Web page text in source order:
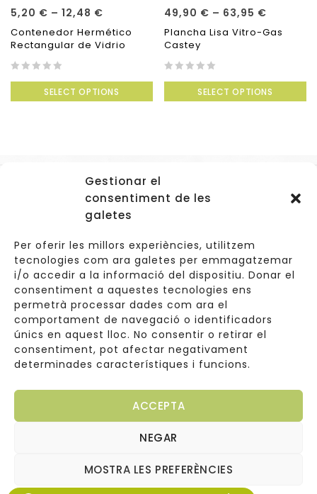
Gestionar el
consentiment de les
galetes
Per oferir les millors experiències, utilitzem
tecnologies com ara galetes per emmagatzemar
i/o accedir a la informació del dispositiu. Donar el
consentiment a aquestes tecnologies ens
permetrà processar dades com ara el
comportament de navegació o identificadors
únics en aquest lloc. No consentir o retirar el
consentiment, pot afectar negativament
determinades característiques i funcions.
ACCEPTA
NEGAR
MOSTRA LES PREFERÈNCIES
5,20 € – 12,48 €
Contenedor Hermético
Rectangular de Vidrio
of
SELECT OPTIONS
49,90 € – 63,95 €
Plancha Lisa Vitro-Gas
Castey
of
SELECT OPTIONS
Carrer de Valldoreix 45, 08172 Sant Cugat del Vallès
933 157 807 | 691967537
info@cuinetes.shop
Arantxaengancha